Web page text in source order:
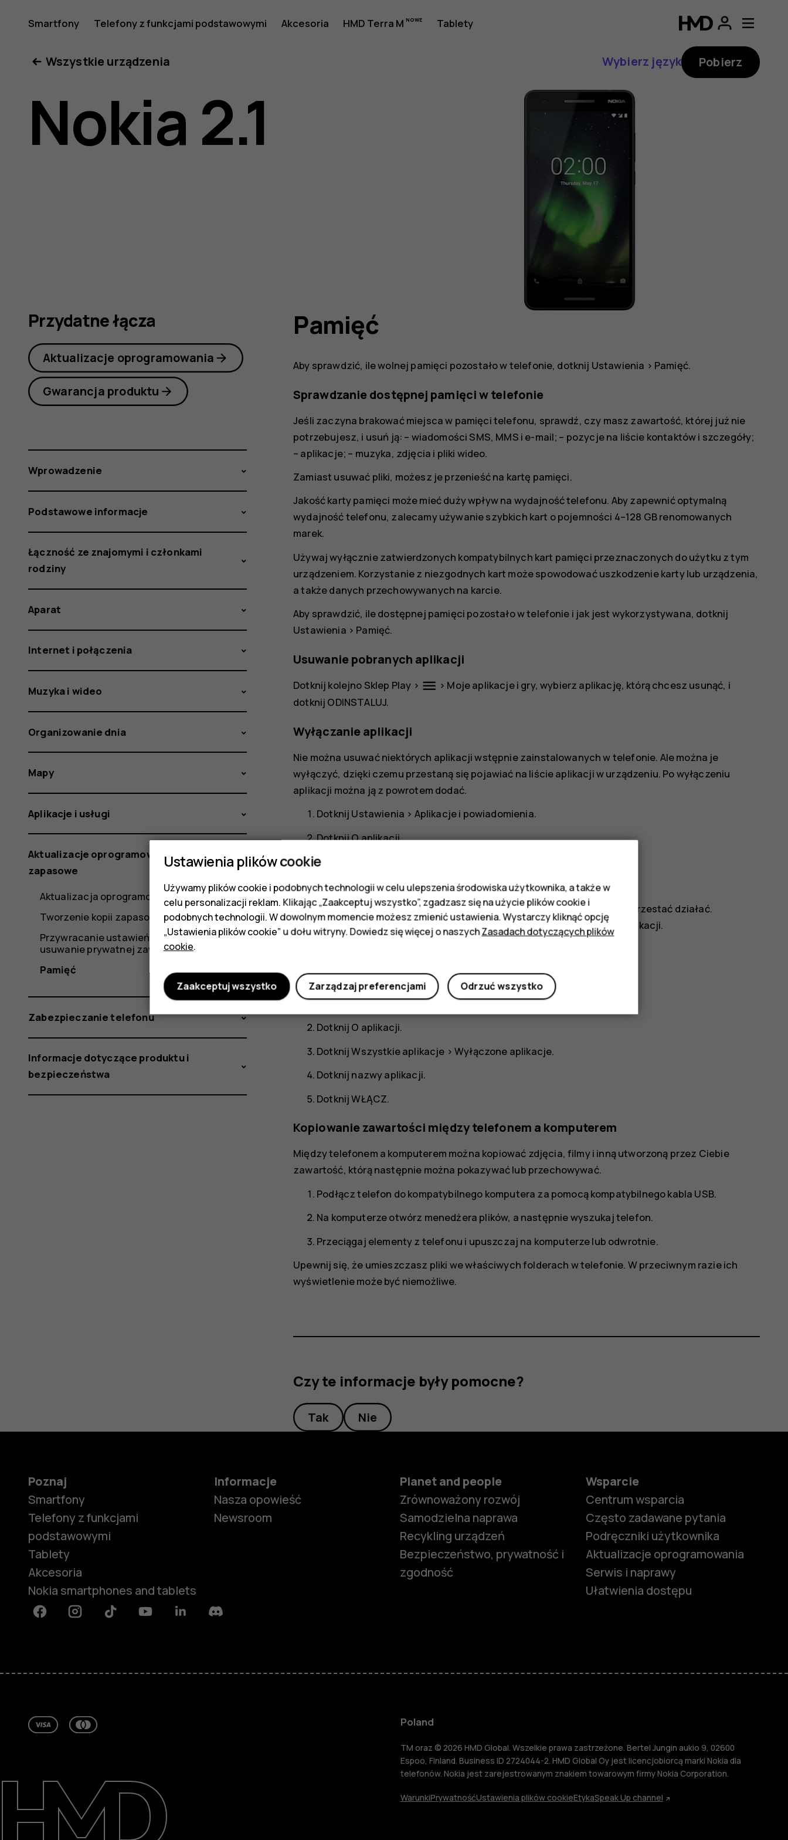
Nokia
2.1
—
Smartfony Telefony z funkcjami podstawowymi Akcesoria HMD Terra M Tablety
podstawowymi
Akcesoria
HMD Terra M
Tablety
Informacje
Wsparcie
Poland
Wszystkie urządzenia Wybierz język Pobierz
Nokia 2.1
Pamięć
Aby sprawdzić, ile wolnej pamięci pozostało w telefonie, dotknij Ustawienia > Pamięć.
Sprawdzanie dostępnej pamięci w telefonie
Jeśli zaczyna brakować miejsca w pamięci telefonu, sprawdź, czy masz zawartość, której już nie
potrzebujesz, i usuń ją: – wiadomości SMS, MMS i e-mail; – pozycje na liście kontaktów i szczegóły;
– aplikacje; – muzyka, zdjęcia i pliki wideo.
Zamiast usuwać pliki, możesz je przenieść na kartę pamięci.
Jakość karty pamięci może mieć duży wpływ na wydajność telefonu. Aby zapewnić optymalną
wydajność telefonu, zalecamy używanie szybkich kart o pojemności 4–128 GB renomowanych
marek.
Używaj wyłącznie zatwierdzonych kompatybilnych kart pamięci przeznaczonych do użytku z tym
urządzeniem. Korzystanie z niezgodnych kart może spowodować uszkodzenie karty lub urządzenia,
a także danych przechowywanych na karcie.
Aby sprawdzić, ile dostępnej pamięci pozostało w telefonie i jak jest wykorzystywana, dotknij
Ustawienia > Pamięć.
Usuwanie pobranych aplikacji
Dotknij kolejno Sklep Play > menu > Moje aplikacje i gry, wybierz aplikację, którą chcesz usunąć, i
dotknij ODINSTALUJ.
Wyłączanie aplikacji
Nie można usuwać niektórych aplikacji wstępnie zainstalowanych w telefonie. Ale można je
wyłączyć, dzięki czemu przestaną się pojawiać na liście aplikacji w urządzeniu. Po wyłączeniu
aplikacji można ją z powrotem dodać.
Dotknij Ustawienia > Aplikacje i powiadomienia.
DotknijO aplikacji.
Dotknij nazwy aplikacji.
DotknijWYŁĄCZ. Niektórych aplikacji nie można wyłączyć.
Zainstalowana aplikacja, która jest zależna od usuniętej aplikacji, może przestać działać.
Szczegółowe informacje znajdują się w dokumentacji zainstalowanej aplikacji.
Wyłączoną aplikację można z powrotem dodać do listy aplikacji.
DotknijUstawienia>Aplikacje i powiadomienia.
Dotknij O aplikacji.
DotknijWszystkie aplikacje >Wyłączone aplikacje.
Dotknij nazwy aplikacji.
DotknijWŁĄCZ.
Kopiowanie zawartości między telefonem a komputerem
Między telefonem a komputerem można kopiować zdjęcia, filmy i inną utworzoną przez Ciebie
zawartość, którą następnie można pokazywać lub przechowywać.
Podłącz telefon do kompatybilnego komputera za pomocą kompatybilnego kabla USB.
Na komputerze otwórz menedżera plików, a następnie wyszukaj telefon.
Przeciągaj elementy z telefonu i upuszczaj na komputerze lub odwrotnie.
Upewnij się, że umieszczasz pliki we właściwych folderach w telefonie. W przeciwnym razie ich
wyświetlenie może być niemożliwe.
Czy te informacje były pomocne?
Tak Nie
Przydatne łącza
Aktualizacje oprogramowania
Gwarancja produktu
Wprowadzenie
Podstawowe informacje
Łączność ze znajomymi i członkami
rodziny
Aparat
Internet i połączenia
Muzyka i wideo
Organizowanie dnia
Mapy
Aplikacje i usługi
Aktualizacje oprogramowania i kopie
zapasowe
Aktualizacja oprogramowania telefonu
Tworzenie kopii zapasowej danych
Przywracanie ustawień fabrycznych i
usuwanie prywatnej zawartości z telefonu
Pamięć
Zabezpieczanie telefonu
Informacje dotyczące produktu i
bezpieczeństwa
Poznaj
Smartfony
Telefony z funkcjami
podstawowymi
Tablety
Akcesoria
Nokia smartphones and tablets
Informacje
Nasza opowieść
Newsroom
Planet and people
Zrównoważony rozwój
Samodzielna naprawa
Recykling urządzeń
Bezpieczeństwo, prywatność i
zgodność
Wsparcie
Centrum wsparcia
Często zadawane pytania
Podręczniki użytkownika
Aktualizacje oprogramowania
Serwis i naprawy
Ułatwienia dostępu
FacebookInstagramTiktok YoutubeLinkedinDiscord
Poland
TM oraz © 2026 HMD Global. Wszelkie prawa zastrzeżone. Bertel Jungin aukio 9, 02600
Espoo, Finland. Business ID 2724044-2. HMD Global Oy jest licencjobiorcą marki Nokia dla
telefonów. Nokia jest zarejestrowanym znakiem towarowym firmy Nokia Corporation.
WarunkiPrywatnośćUstawienia plików cookieEtykaSpeak Up channel
Ustawienia plików cookie
Używamy plików cookie i podobnych technologii w celu ulepszenia środowiska użytkownika, a także w
celu personalizacji reklam. Klikając „Zaakceptuj wszystko”, zgadzasz się na użycie plików cookie i
podobnych technologii. W dowolnym momencie możesz zmienić ustawienia. Wystarczy kliknąć opcję
„Ustawienia plików cookie” u dołu witryny. Dowiedz się więcej o naszychZasadach dotyczących plików
cookie.
Odrzuć wszystko
Zarządzaj preferencjami
Zaakceptuj wszystko